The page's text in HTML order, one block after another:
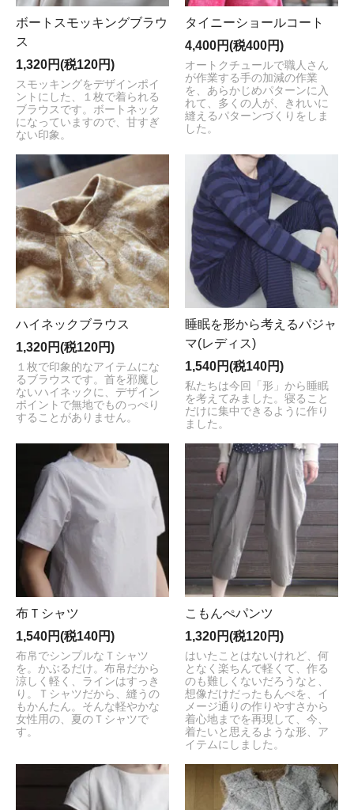
ボートスモッキングブラウ
ス
1,320円(税120円)
スモッキングをデザインポイ
ントにした、１枚で着られる
ブラウスです。ボートネック
になっていますので、甘すぎ
ない印象。
タイニーショールコート
4,400円(税400円)
オートクチュールで職人さん
が作業する手の加減の作業
を、あらかじめパターンに入
れて、多くの人が、きれいに
縫えるパターンづくりをしま
した。
ハイネックブラウス
1,320円(税120円)
１枚で印象的なアイテムにな
るブラウスです。首を邪魔し
ないハイネックに、デザイン
ポイントで無地でものっぺり
することがありません。
睡眠を形から考えるパジャ
マ(レディス)
1,540円(税140円)
私たちは今回「形」から睡眠
を考えてみました。寝ること
だけに集中できるように作り
ました。
布Ｔシャツ
1,540円(税140円)
布帛でシンプルなＴシャツ
を。かぶるだけ。布帛だから
涼しく軽く、ラインはすっき
り。Ｔシャツだから、縫うの
もかんたん。そんな軽やかな
女性用の、夏のＴシャツで
す。
こもんぺパンツ
1,320円(税120円)
はいたことはないけれど、何
となく楽ちんで軽くて、作る
のも難しくないだろうなと、
想像だけだったもんぺを、イ
メージ通りの作りやすさから
着心地までを再現して、今、
着たいと思えるような形、ア
イテムにしました。